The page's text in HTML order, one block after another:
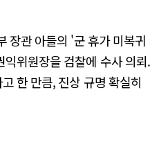
관 아들의 '군 휴가 미복귀
위원장을 검찰에 수사 의뢰.
한 만큼, 진상 규명 확실히